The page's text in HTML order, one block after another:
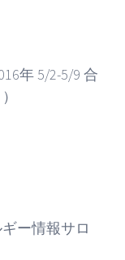
年 5/2-5/9 合
ー情報サロ